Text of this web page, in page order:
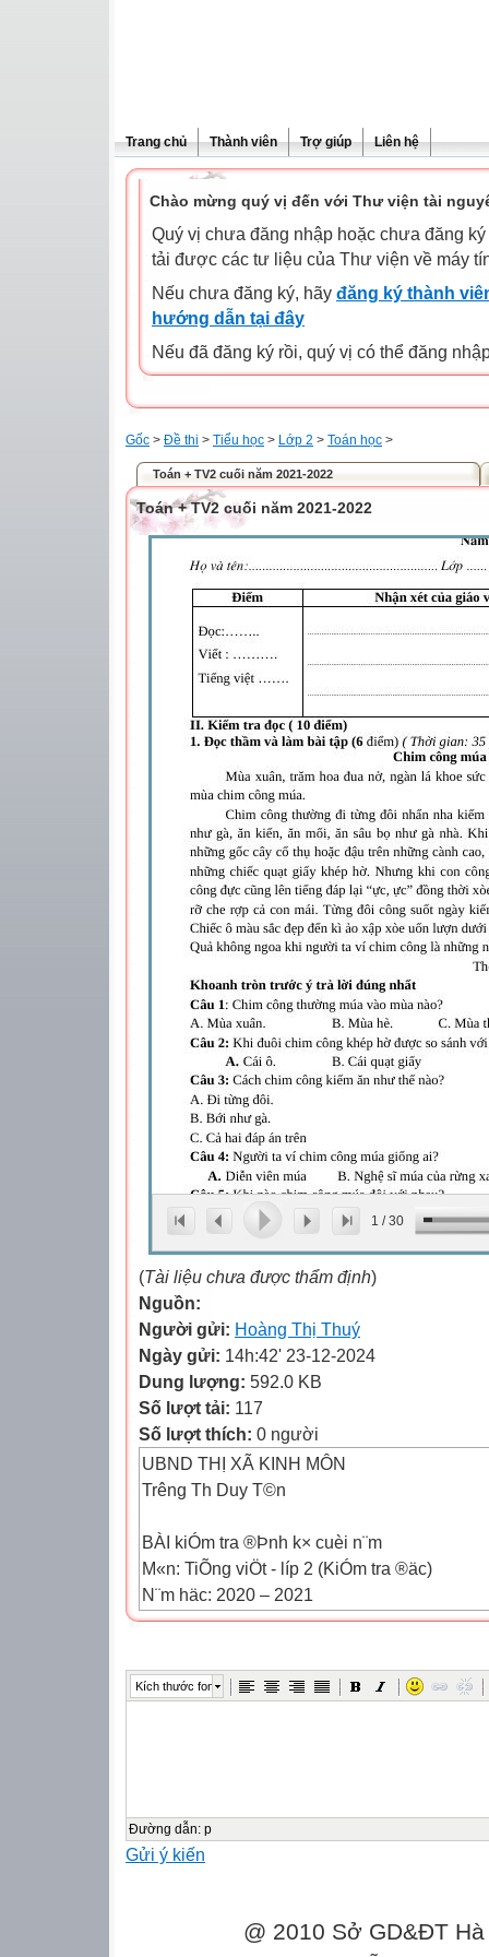
Trang chủ Thành viên Trợ giúp Liên hệ
Chào mừng quý vị đến với Thư viện tài
Quý vị chưa đăng nhập hoặc chưa đăng
tải được các tư liệu của Thư viện về máy
Nếu chưa đăng ký, hãy đăng ký thành
hướng dẫn tại đây
Nếu đã đăng ký rồi, quý vị có thể đăng
Gốc > Đề thi > Tiểu học > Lớp 2 > Toán học >
Toán + TV2 cuối năm 2021-2022
Toán + TV2 cuối năm 2021-2022
1 /30
(Tài liệu chưa được thẩm định)
Nguồn:
Người gửi: Hoàng Thị Thuý
Ngày gửi: 14h:42' 23-12-2024
Dung lượng: 592.0 KB
Số lượt tải: 117
Số lượt thích: 0 người
UBND THỊ XÃ KINH MÔN
Trêng Th Duy T©n
BÀI kiÓm tra ®Þnh k× cuèi n¨m
M«n: TiÕng viÖt - líp 2 (KiÓm tra ®äc)
N¨m häc: 2020 – 2021
tra:.................................
Điểm
Kích thước font
Đường dẫn: p
Gửi ý kiến
@ 2010 Sở GD&ĐT